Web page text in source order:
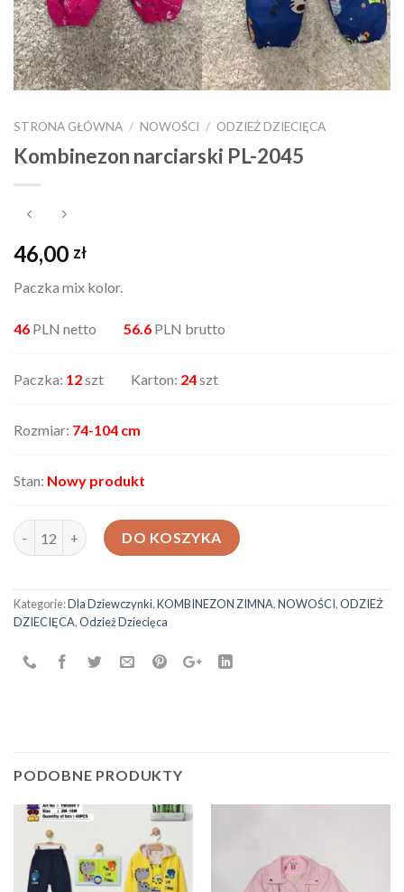
STRONA GŁÓWNA / NOWOŚCI / ODZIEŻ DZIECIĘCA
Kombinezon narciarski PL-2045
46,00 zł
Paczka mix kolor.
46 PLN netto 56.6 PLN brutto
Paczka: 12szt Karton: 24szt
Rozmiar: 74-104 cm
Stan: Nowy produkt
ilość Kombinezon narciarski PL-2045
DO KOSZYKA
Kategorie:Dla Dziewczynki,KOMBINEZON ZIMNA,NOWOŚCI,ODZIEŻ
DZIECIĘCA,Odzież Dziecięca
PODOBNE PRODUKTY